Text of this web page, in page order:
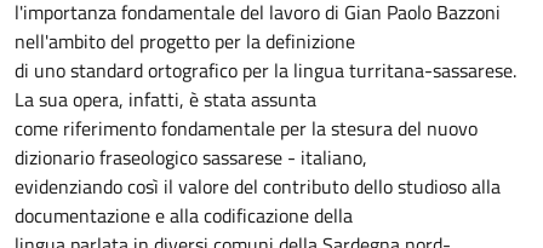
l'importanza fondamentale del lavoro di Gian Paolo Bazzoni
nell'ambito del progetto per la definizione
di uno standard ortografico per la lingua turritana-sassarese.
La sua opera, infatti, è stata assunta
come riferimento fondamentale per la stesura del nuovo
dizionario fraseologico sassarese - italiano,
evidenziando così il valore del contributo dello studioso alla
documentazione e alla codificazione della